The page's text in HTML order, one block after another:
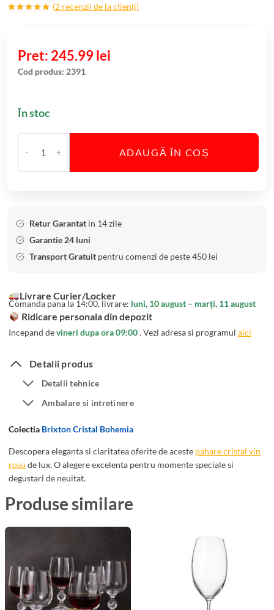
e
P
a
r
e
n
i
s
t
B
o
h
m
a
B
i
x
t
o
n
2
5
m
l
la clienți
(2 recenzii de la clienți)
245.99lei
Cod produs: 2391
În stoc
C
a
i
t
S
e
P
h
a
e
V
i
n
r
i
a
B
ADAUGĂ ÎN COȘ
Retur Garantat in 14 zile
Garantie 24 luni
Transport Gratuit pentru comenzi de peste 450 lei
Livrare Curier/Locker
Comanda pana la 14:00, livrare: luni, 10 august – marți, 11 august
Ridicare personala din depozit
Incepand devineri dupa ora 09:00. Vezi adresa si programul aici
Detalii produs
Detalii tehnice
Ambalare si intretinere
Colectia Brixton Cristal Bohemia
Descopera eleganta si claritatea oferite de aceste pahare cristal vin
rosu de lux. O alegere excelenta pentru momente speciale si
degustari de neuitat.
Produse similare